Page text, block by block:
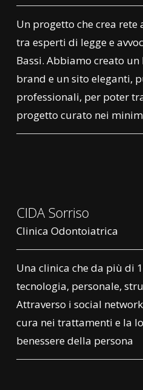
Un progetto che crea
tra esperti di legge e
Bassi. Abbiamo creato
brand e un sito eleganti,
professionali, per poter
progetto curato nei
CIDA Sorriso
Clinica Odontoiatrica
Una clinica che da più di
tecnologia, personale,
Attraverso i social
cura nei trattamenti e la
benessere della persona